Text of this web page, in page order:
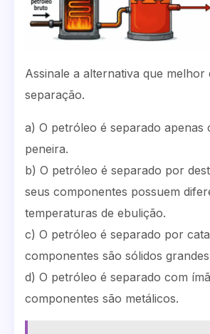
Assinale a alternativa que melhor
separação.
a) O petróleo é separado apenas
peneira.
b) O petróleo é separado por
seus componentes possuem
temperaturas de ebulição.
c) O petróleo é separado por
componentes são sólidos
d) O petróleo é separado com
componentes são metálicos.